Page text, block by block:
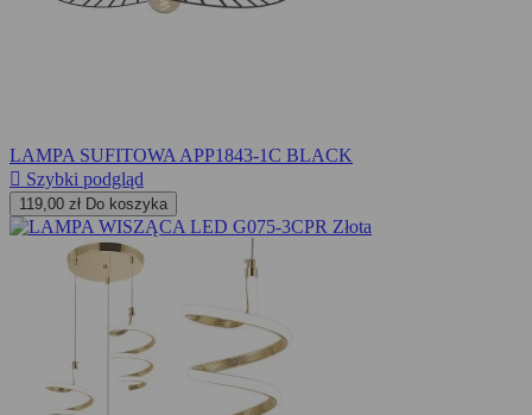
LAMPA SUFITOWA APP1843-1C BLACK
 Szybki podgląd
119,00 zł Do koszyka